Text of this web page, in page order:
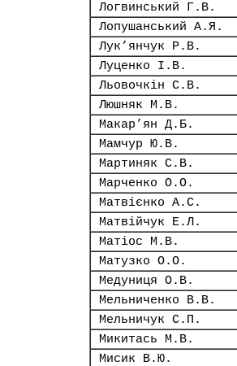
Логвинський Г.В.
Лопушанський А.Я.
Лук’янчук Р.В.
Луценко І.В.
Льовочкін С.В.
Люшняк М.В.
Макар’ян Д.Б.
Мамчур Ю.В.
Мартиняк С.В.
Марченко О.О.
Матвієнко А.С.
Матвійчук Е.Л.
Матіос М.В.
Матузко О.О.
Медуниця О.В.
Мельниченко В.В.
Мельничук С.П.
Микитась М.В.
Мисик В.Ю.